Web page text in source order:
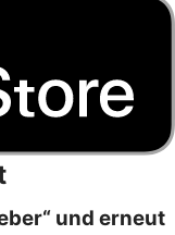
und erneut